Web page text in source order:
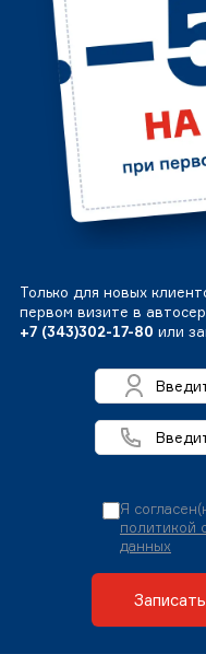
Только для новых
первом визите в
+7 (343)302-17-80 или
Я
политикой
данных